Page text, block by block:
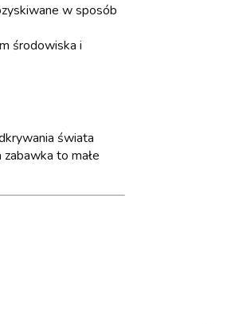
w sposób
środowiska i
świata
zabawka to małe